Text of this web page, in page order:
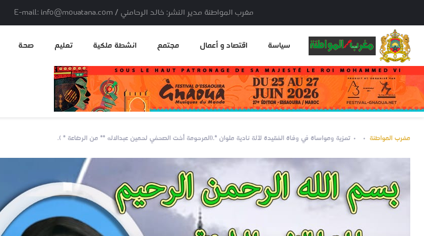
مغرب المواطنة مدير النشر: خالد الرحامني / E-mail: info@mouatana.com
سياسة اقتصاد و أعمال مجتمع انشطة ملكية تعليم صحة
مغرب المواطنة تعزية ومواساة في وفاة الفقيدة لآلة نادية ملوان *.(المرحومة أخت الصحفي لحمين عبدالاله ** من الرضاعة * ).